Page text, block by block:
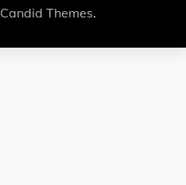
Candid Themes.